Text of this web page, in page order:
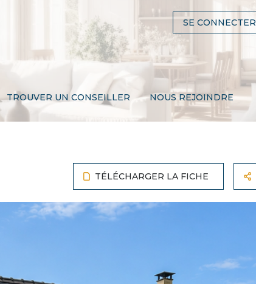
SE CONNECTER
TROUVER UN CONSEILLER NOUS REJOINDRE
TÉLÉCHARGER LA FICHE